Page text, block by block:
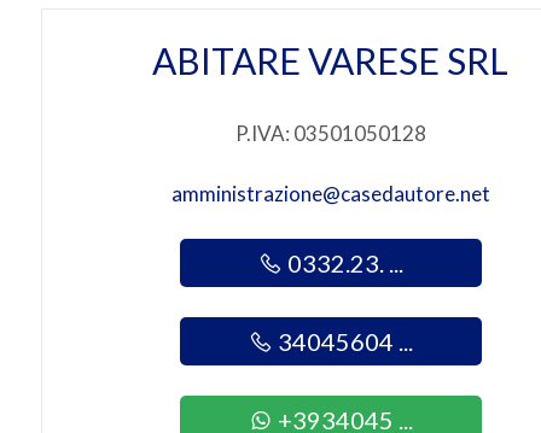
ABITARE VARESE SRL
P.IVA: 03501050128
amministrazione@casedautore.net
0332.23. ...
34045604 ...
+3934045 ...